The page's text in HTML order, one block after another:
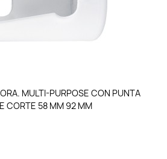
MULTI-PURPOSE CON PUNTA
CORTE 58 MM 92 MM